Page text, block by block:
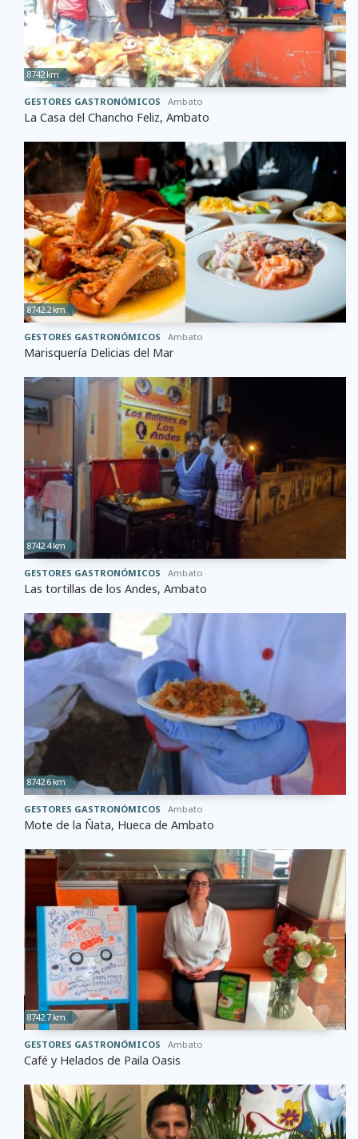
8742 km
GESTORES GASTRONÓMICOS Ambato
La Casa del Chancho Feliz, Ambato
8742.2 km
GESTORES GASTRONÓMICOS Ambato
Marisquería Delicias del Mar
8742.4 km
GESTORES GASTRONÓMICOS Ambato
Las tortillas de los Andes, Ambato
8742.6 km
GESTORES GASTRONÓMICOS Ambato
Mote de la Ñata, Hueca de Ambato
8742.7 km
GESTORES GASTRONÓMICOS Ambato
Café y Helados de Paila Oasis